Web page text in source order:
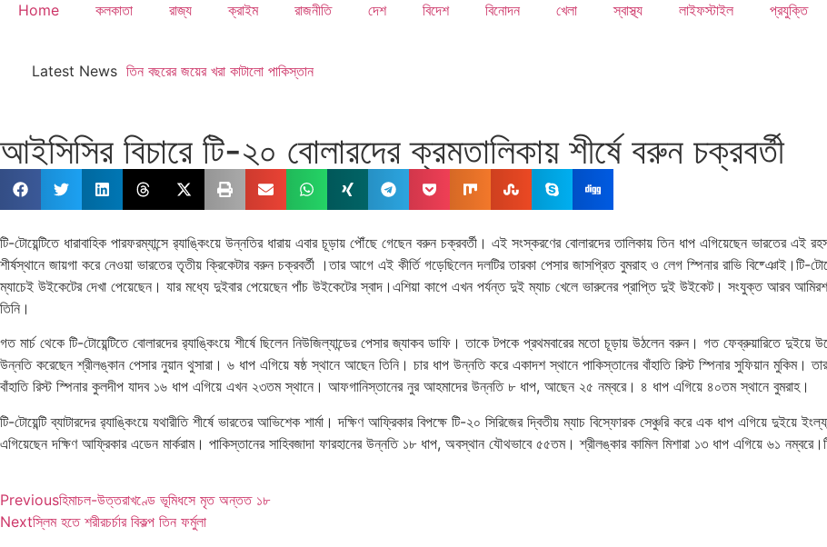
Home কলকাতা রাজ্য ক্রাইম রাজনীতি দেশ বিদেশ বিনোদন খেলা স্বাস্থ্য লাইফস্টাইল প্রযুক্তি
Latest News তিন বছরের জয়ের খরা কাটালো পাকিস্তান
আইসিসির বিচারে টি-২০ বোলারদের ক্রমতালিকায় শীর্ষে বরুন চক্রবর্তী
টি-টোয়েন্টিতে ধারাবাহিক পারফরম্যান্সে র‍্যাঙ্কিংয়ে উন্নতির ধারায় এবার চূড়ায় পৌঁছে গেছেন বরুন চক্রবর্তী। এই সংস্করণের বোলারদের তালিকায় তিন ধাপ এগিয়েছেন ভারতের এই
শীর্ষস্থানে জায়গা করে নেওয়া ভারতের তৃতীয় ক্রিকেটার বরুন চক্রবর্তী ।তার আগে এই কীর্তি গড়েছিলেন দলটির তারকা পেসার জাসপ্রিত বুমরাহ ও লেগ স্পিনার রাভি
ম্যাচেই উইকেটের দেখা পেয়েছেন। যার মধ্যে দুইবার পেয়েছেন পাঁচ উইকেটের স্বাদ।এশিয়া কাপে এখন পর্যন্ত দুই ম্যাচ খেলে ভারুনের প্রাপ্তি দুই উইকেট। সংযুক্ত আরব
তিনি।
গত মার্চ থেকে টি-টোয়েন্টিতে বোলারদের র‍্যাঙ্কিংয়ে শীর্ষে ছিলেন নিউজিল্যান্ডের পেসার জ্যাকব ডাফি। তাকে টপকে প্রথমবারের মতো চূড়ায় উঠলেন বরুন। গত ফেব্রুয়ারিতে দুইয়ে
উন্নতি করেছেন শ্রীলঙ্কান পেসার নুয়ান থুসারা। ৬ ধাপ এগিয়ে ষষ্ঠ স্থানে আছেন তিনি। চার ধাপ উন্নতি করে একাদশ স্থানে পাকিস্তানের বাঁহাতি রিস্ট স্পিনার সুফিয়ান
বাঁহাতি রিস্ট স্পিনার কুলদীপ যাদব ১৬ ধাপ এগিয়ে এখন ২৩তম স্থানে। আফগানিস্তানের নুর আহমাদের উন্নতি ৮ ধাপ, আছেন ২৫ নম্বরে। ৪ ধাপ এগিয়ে ৪০তম স্থানে বুমরাহ।
টি-টোয়েন্টি ব্যাটারদের র‍্যাঙ্কিংয়ে যথারীতি শীর্ষে ভারতের আভিশেক শার্মা। দক্ষিণ আফ্রিকার বিপক্ষে টি-২০ সিরিজের দ্বিতীয় ম্যাচ বিস্ফোরক সেঞ্চুরি করে এক ধাপ এগিয়ে
এগিয়েছেন দক্ষিণ আফ্রিকার এডেন মার্করাম। পাকিস্তানের সাহিবজাদা ফারহানের উন্নতি ১৮ ধাপ, অবস্থান যৌথভাবে ৫৫তম। শ্রীলঙ্কার কামিল মিশারা ১৩ ধাপ এগিয়ে ৬১
Previousহিমাচল-উত্তরাখণ্ডে ভূমিধসে মৃত অন্তত ১৮
Nextস্লিম হতে শরীরচর্চার বিকল্প তিন ফর্মুলা